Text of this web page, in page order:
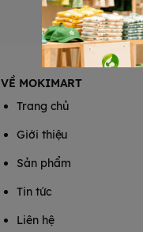
VỀ MOKIMART
Trang chủ
Giới thiệu
Sản phẩm
Tin tức
Liên hệ